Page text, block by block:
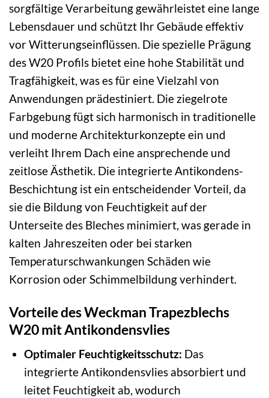
sorgfältige Verarbeitung gewährleistet eine lange
Lebensdauer und schützt Ihr Gebäude effektiv
vor Witterungseinflüssen. Die spezielle Prägung
des W20 Profils bietet eine hohe Stabilität und
Tragfähigkeit, was es für eine Vielzahl von
Anwendungen prädestiniert. Die ziegelrote
Farbgebung fügt sich harmonisch in traditionelle
und moderne Architekturkonzepte ein und
verleiht Ihrem Dach eine ansprechende und
zeitlose Ästhetik. Die integrierte Antikondens-
Beschichtung ist ein entscheidender Vorteil, da
sie die Bildung von Feuchtigkeit auf der
Unterseite des Bleches minimiert, was gerade in
kalten Jahreszeiten oder bei starken
Temperaturschwankungen Schäden wie
Korrosion oder Schimmelbildung verhindert.
Vorteile des Weckman Trapezblechs
W20 mit Antikondensvlies
Optimaler Feuchtigkeitsschutz: Das
integrierte Antikondensvlies absorbiert und
leitet Feuchtigkeit ab, wodurch